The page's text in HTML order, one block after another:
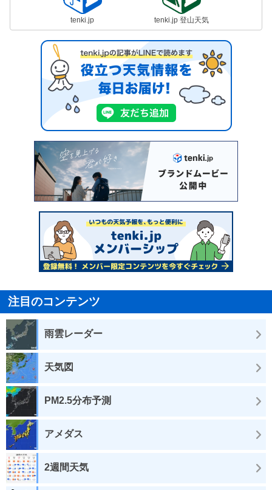
tenki.jp tenki.jp 登山天気
注目のコンテンツ
雨雲レーダー
天気図
PM2.5分布予測
アメダス
2週間天気